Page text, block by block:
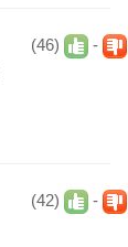
(46) -
(42) -